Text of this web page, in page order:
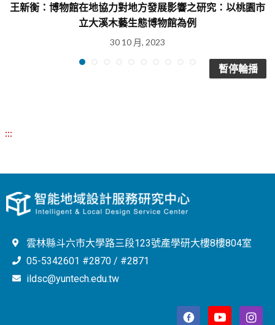
王新衡：博物館在地協力對地方發展影響之研究：以桃園市
立大溪木藝生態博物館為例
30 10 月, 2023
暫停輪播
:::
雲林縣斗六市大學路三段123號產學研大樓8樓804室
05-5342601 #2870 / #2871
ildsc@yuntech.edu.tw